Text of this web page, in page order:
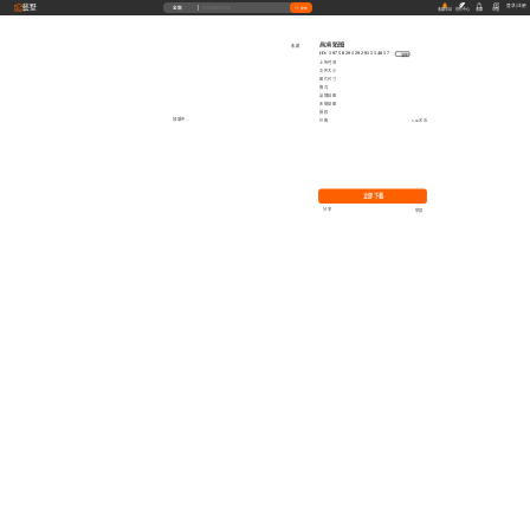
藝墅 全部 搜索 收藏本站 创作中心 收藏 充值
登录 |注册
加载中...
收藏 高清贴图
ID: 1975029129291554817 复制
上传时间
文件大小
图片尺寸
格式
品牌贴图
无缝贴图
授权
价格 0.00艺币
立即下载
分享 举报